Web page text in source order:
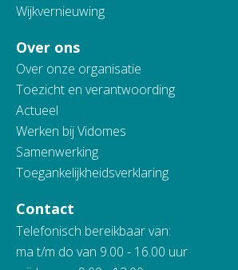
Wijkvernieuwing
Over ons
Over onze organisatie
Toezicht en verantwoording
Actueel
Werken bij Vidomes
Samenwerking
Toegankelijkheidsverklaring
Contact
Telefonisch bereikbaar van:
ma t/m do van 9.00 - 16.00 uur